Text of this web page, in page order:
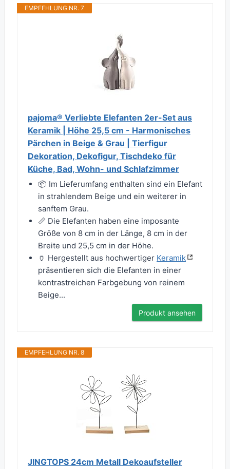
EMPFEHLUNG NR. 7
pajoma® Verliebte Elefanten 2er-Set aus
Keramik | Höhe 25,5 cm - Harmonisches
Pärchen in Beige & Grau | Tierfigur
Dekoration, Dekofigur, Tischdeko für
Küche, Bad, Wohn- und Schlafzimmer
📦 Im Lieferumfang enthalten sind ein Elefant
in strahlendem Beige und ein weiterer in
sanftem Grau.
📏 Die Elefanten haben eine imposante
Größe von 8 cm in der Länge, 8 cm in der
Breite und 25,5 cm in der Höhe.
🏺 Hergestellt aus hochwertiger Keramik
präsentieren sich die Elefanten in einer
kontrastreichen Farbgebung von reinem
Beige...
Produkt ansehen
EMPFEHLUNG NR. 8
JINGTOPS 24cm Metall Dekoaufsteller